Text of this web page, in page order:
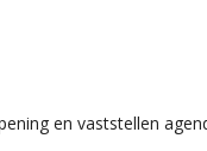
en vaststellen